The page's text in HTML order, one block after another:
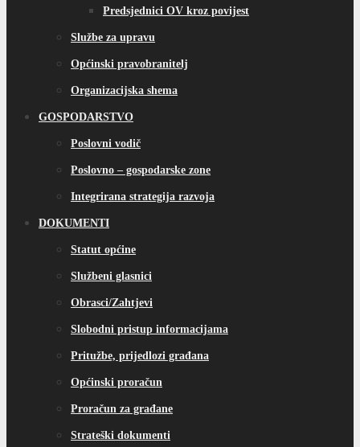
Predsjednici OV kroz povijest
Službe za upravu
Općinski pravobranitelj
Organizacijska shema
GOSPODARSTVO
Poslovni vodič
Poslovno – gospodarske zone
Integrirana strategija razvoja
DOKUMENTI
Statut općine
Službeni glasnici
Obrasci/Zahtjevi
Slobodni pristup informacijama
Pritužbe, prijedlozi građana
Općinski proračun
Proračun za građane
Strateški dokumenti